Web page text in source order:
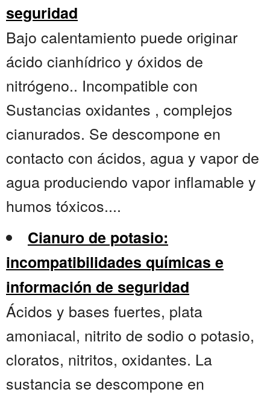
seguridad
Bajo calentamiento puede originar
ácido cianhídrico y óxidos de
nitrógeno.. Incompatible con
Sustancias oxidantes , complejos
cianurados. Se descompone en
contacto con ácidos, agua y vapor de
agua produciendo vapor inflamable y
humos tóxicos....
Cianuro de potasio:
incompatibilidades químicas e
información de seguridad
Ácidos y bases fuertes, plata
amoniacal, nitrito de sodio o potasio,
cloratos, nitritos, oxidantes. La
sustancia se descompone en